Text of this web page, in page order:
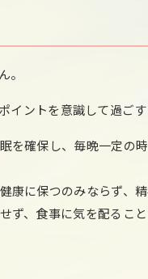
。
ントを意識して過ごす
を確保し、毎晩一定の
康に保つのみならず、
ず、食事に気を配るこ